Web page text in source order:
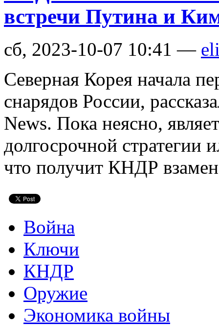
встречи Путина и
сб, 2023-10-07 10:41 —
Северная Корея начала
снарядов России,
News. Пока неясно,
долгосрочной стратегии
что получит КНДР
Война
Ключи
КНДР
Оружие
Экономика войны